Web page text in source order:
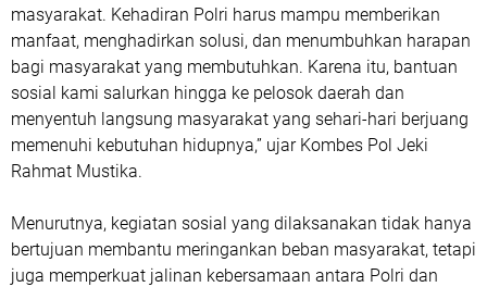
masyarakat. Kehadiran Polri harus mampu memberikan
manfaat, menghadirkan solusi, dan menumbuhkan harapan
bagi masyarakat yang membutuhkan. Karena itu, bantuan
sosial kami salurkan hingga ke pelosok daerah dan
menyentuh langsung masyarakat yang sehari-hari berjuang
memenuhi kebutuhan hidupnya,” ujar Kombes Pol Jeki
Rahmat Mustika.
Menurutnya, kegiatan sosial yang dilaksanakan tidak hanya
bertujuan membantu meringankan beban masyarakat, tetapi
juga memperkuat jalinan kebersamaan antara Polri dan